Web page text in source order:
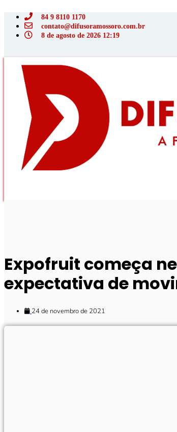
para
conteúdo
84 9 8110 1170
contato@difusoramossoro.com.br
8 de agosto de 2026 12:19
Expofruit começa
expectativa de
24 de novembro de 2021